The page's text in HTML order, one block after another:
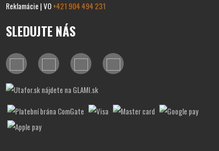
Reklamácie | VO+421 904 494 231
SLEDUJTE NÁS